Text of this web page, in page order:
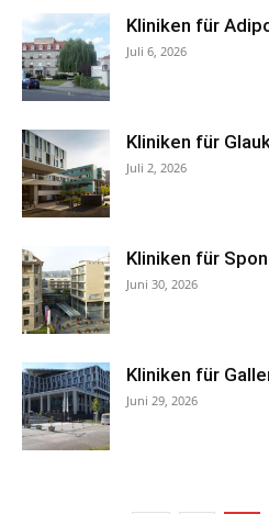
Kliniken für
Juli 6, 2026
Kliniken für
Juli 2, 2026
Kliniken für
Juni 30, 2026
Kliniken für
Juni 29, 2026